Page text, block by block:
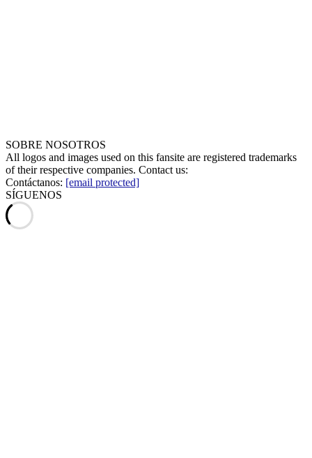
SOBRE NOSOTROS
All logos and images used on this fansite are registered trademarks
of their respective companies. Contact us:
Contáctanos: [email protected]
SÍGUENOS